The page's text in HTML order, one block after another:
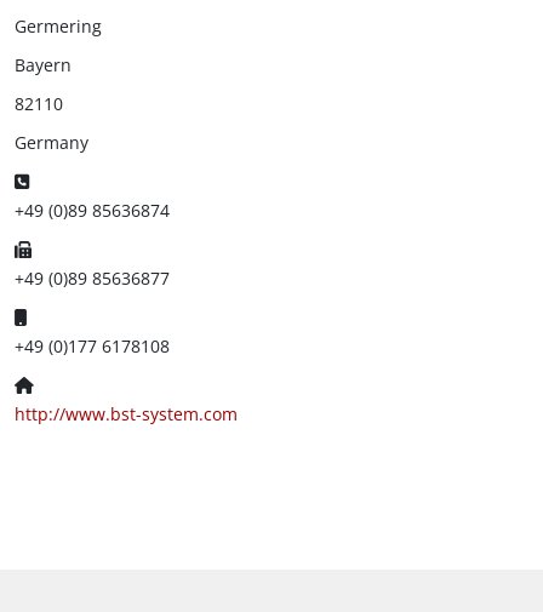
Germering
Bayern
82110
Germany
Telefon:
+49 (0)89 85636874
Fax:
+49 (0)89 85636877
+49 (0)177 6178108
Website:
http://www.bst-system.com